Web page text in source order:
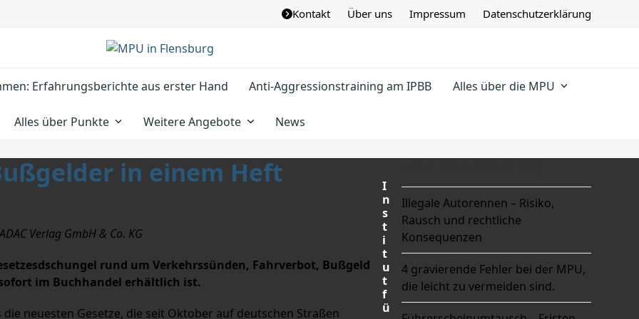
Kontakt Über uns Impressum Datenschutzerklärung
Erfahrungsberichte aus erster Hand Anti-Aggressionstraining am IPBB Alles über die MPU
Alles über Punkte Weitere Angebote News
in einem Heft
Verlag GmbH & Co. KG
rund um Verkehrssünden, Fahrverbot, Bußgeld
im Buchhandel erhältlich ist.
neuesten Gesetze, die seit Oktober auf deutschen Straßen
Illegale Autorennen – Risiko,
Rausch und rechtliche
Konsequenzen
4 gravierende Fehler bei der MPU,
die leicht zu vermeiden sind.
I
n
s
t
i
t
u
t
f
ü